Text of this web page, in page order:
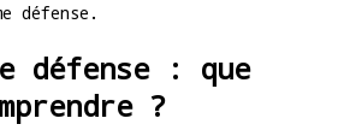
défense.
défense : que
?